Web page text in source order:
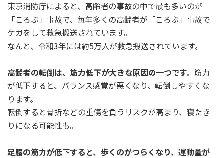
東京消防庁によると、高齢者の事故の中で最も多いのが
「ころぶ」事故で、毎年多くの高齢者が「ころぶ」事故で
ケガをして救急搬送されています。
なんと、令和3年には約5万人が救急搬送されています。
高齢者の転倒は、筋力低下が大きな原因の一つです。 筋力
が低下すると、バランス感覚が悪くなり、転倒しやすくな
ります。
転倒すると骨折などの重傷を負うリスクが高まり、寝たき
りになる可能性も。
足腰の筋力が低下すると、歩くのがつらくなり、運動量が